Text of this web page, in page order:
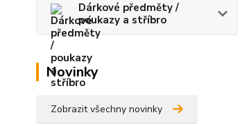
Dárkové předměty /
poukazy a stříbro
Novinky
Zobrazit všechny novinky